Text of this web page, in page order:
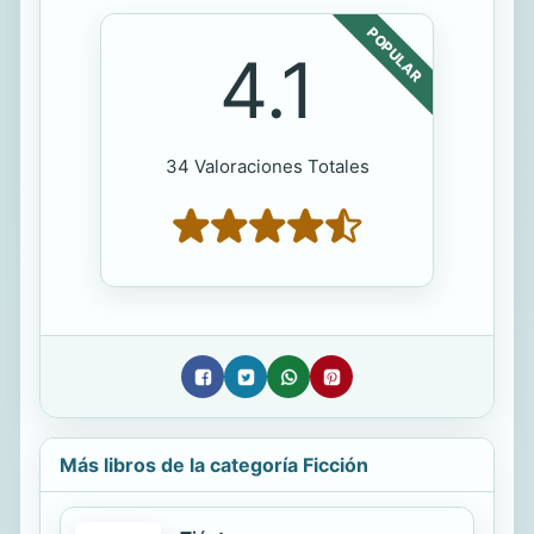
POPULAR
4.1
34 Valoraciones Totales
Más libros de la categoría Ficción